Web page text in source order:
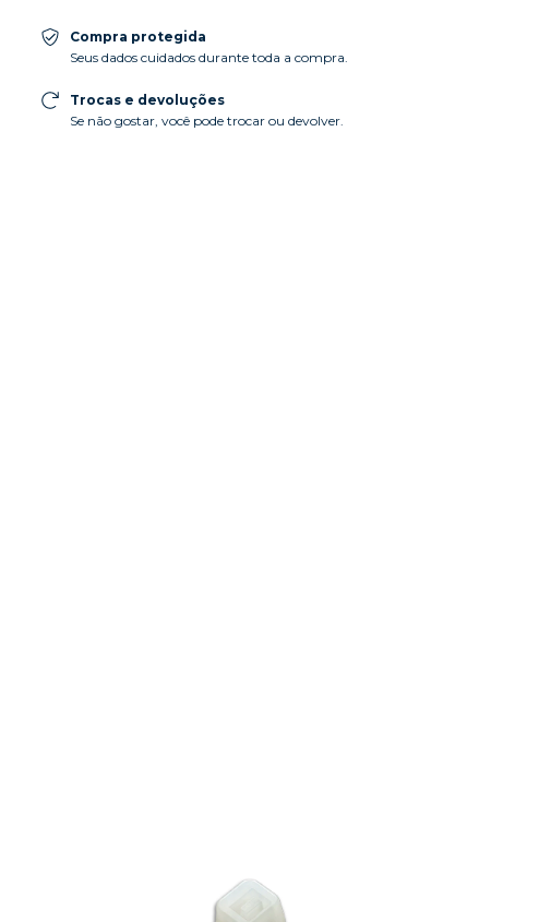
Compra protegida
Seus dados cuidados durante toda a compra.
Trocas e devoluções
Se não gostar, você pode trocar ou devolver.